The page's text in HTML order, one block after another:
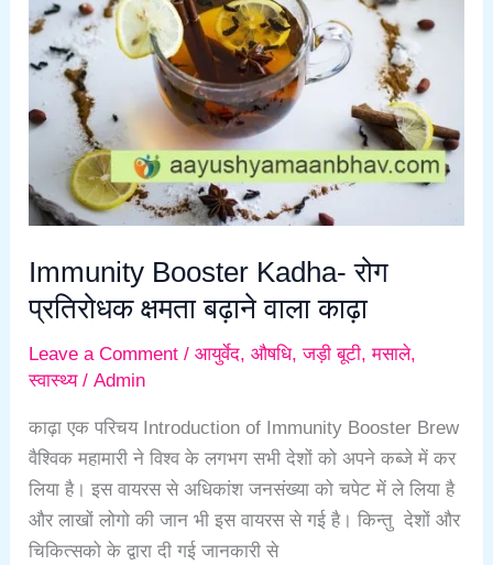
Immunity Booster Kadha- रोग
प्रतिरोधक क्षमता बढ़ाने वाला काढ़ा
Leave a Comment /आयुर्वेद,औषधि,जड़ी बूटी,मसाले,
स्वास्थ्य/Admin
काढ़ा एक परिचय Introduction of Immunity Booster Brew
वैश्विक महामारी ने विश्व के लगभग सभी देशों को अपने कब्जे में कर
लिया है। इस वायरस से अधिकांश जनसंख्या को चपेट में ले लिया है
और लाखों लोगो की जान भी इस वायरस से गई है। किन्तु देशों और
चिकित्सको के द्वारा दी गई जानकारी से
Kadha-
रोग
प्रतिरोधक
क्षमता
बढ़ाने
काढ़ा